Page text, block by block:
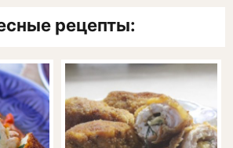
рецепты: